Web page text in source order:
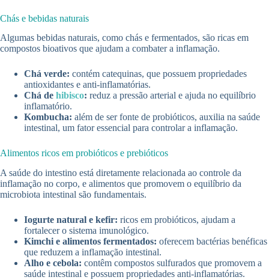
Chás e bebidas naturais
Algumas bebidas naturais, como chás e fermentados, são ricas em
compostos bioativos que ajudam a combater a inflamação.
Chá verde: contém catequinas, que possuem propriedades
antioxidantes e anti-inflamatórias.
Chá de hibisco: reduz a pressão arterial e ajuda no equilíbrio
inflamatório.
Kombucha: além de ser fonte de probióticos, auxilia na saúde
intestinal, um fator essencial para controlar a inflamação.
Alimentos ricos em probióticos e prebióticos
A saúde do intestino está diretamente relacionada ao controle da
inflamação no corpo, e alimentos que promovem o equilíbrio da
microbiota intestinal são fundamentais.
Iogurte natural e kefir: ricos em probióticos, ajudam a
fortalecer o sistema imunológico.
Kimchi e alimentos fermentados: oferecem bactérias benéficas
que reduzem a inflamação intestinal.
Alho e cebola: contêm compostos sulfurados que promovem a
saúde intestinal e possuem propriedades anti-inflamatórias.